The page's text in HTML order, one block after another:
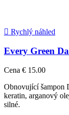
 Rychlý náhled
Every Green
Cena € 15.00
Obnovující šampon
keratin, arganový
silné.